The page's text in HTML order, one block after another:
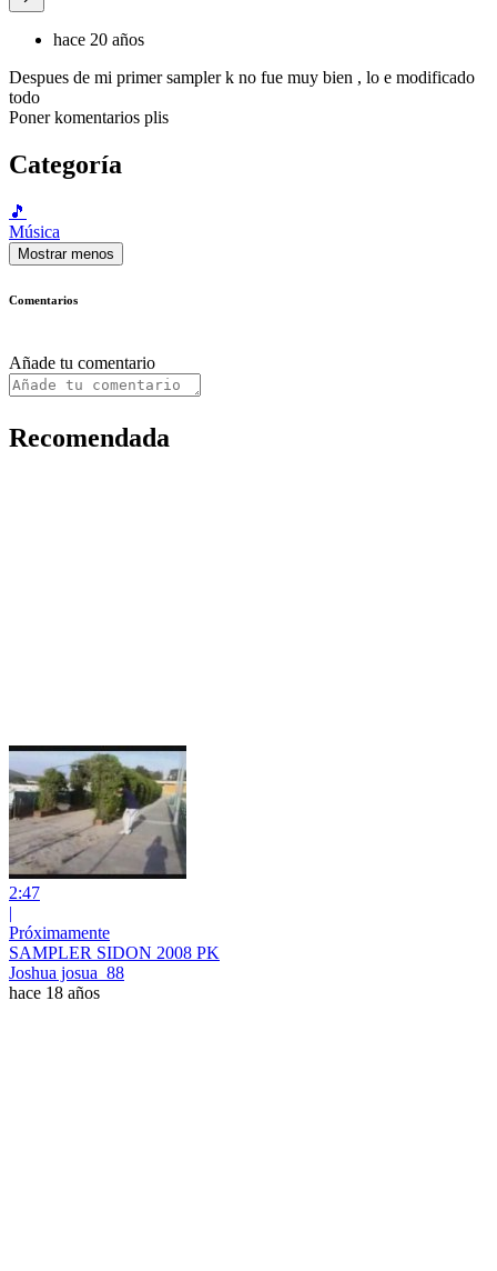
hace 20 años
Despues de mi primer sampler k no fue muy bien , lo e modificado
todo
Poner komentarios plis
Categoría
🎵
Música
Mostrar menos
Comentarios
Añade tu comentario
Recomendada
2:47
|
Próximamente
SAMPLER SIDON 2008 PK
Joshua josua_88
hace 18 años